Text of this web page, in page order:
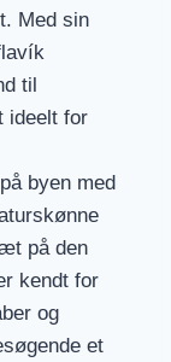
Med sin
til
ideelt for
byen med
på den
kendt for
og
et